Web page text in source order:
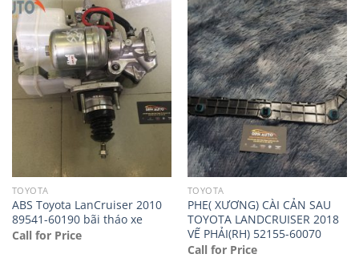
TOYOTA
ABS Toyota LanCruiser 2010
89541-60190 bãi tháo xe
Call for Price
TOYOTA
PHE( XƯƠNG) CÀI CẢN SAU
TOYOTA LANDCRUISER 2018
VẾ PHẢI(RH) 52155-60070
Call for Price